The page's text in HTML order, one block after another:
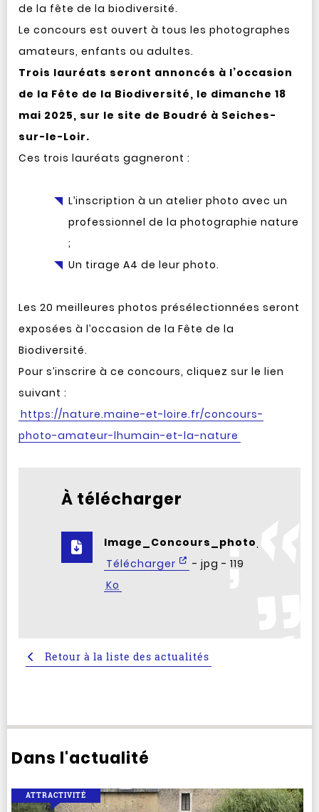
de la fête de la biodiversité.
Le concours est ouvert à tous les photographes
amateurs, enfants ou adultes.
Trois lauréats seront annoncés à l’occasion
de la Fête de la Biodiversité, le dimanche 18
mai 2025, sur le site de Boudré à Seiches-
sur-le-Loir.
Ces trois lauréats gagneront :
L’inscription à un atelier photo avec un
professionnel de la photographie nature
;
Un tirage A4 de leur photo.
Les 20 meilleures photos présélectionnées seront
exposées à l’occasion de la Fête de la
Biodiversité.
Pour s’inscrire à ce concours, cliquez sur le lien
suivant :
https://nature.maine-et-loire.fr/concours-
photo-amateur-lhumain-et-la-nature
À télécharger
Télécharger
- jpg - 119
Ko
Retour à la liste des actualités
Dans l'actualité
ATTRACTIVITÉ